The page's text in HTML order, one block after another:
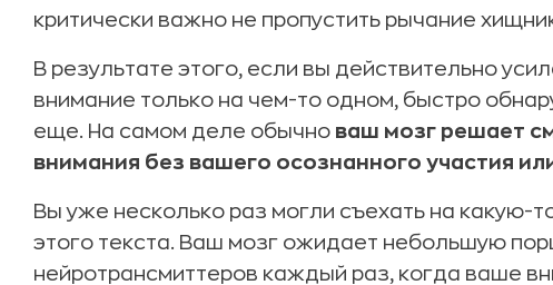
критически важно не пропустить рычание
В результате этого, если вы действительно
внимание только на чем-то одном, быстро
еще. На самом деле обычно ваш мозг решает
внимания без вашего осознанного участия
Вы уже несколько раз могли съехать на какую-
этого текста. Ваш мозг ожидает небольшую
нейротрансмиттеров каждый раз, когда ваше